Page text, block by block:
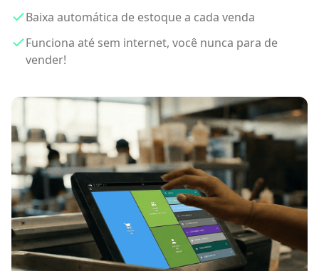
Baixa automática de estoque a cada venda
Funciona até sem internet, você nunca para de
vender!